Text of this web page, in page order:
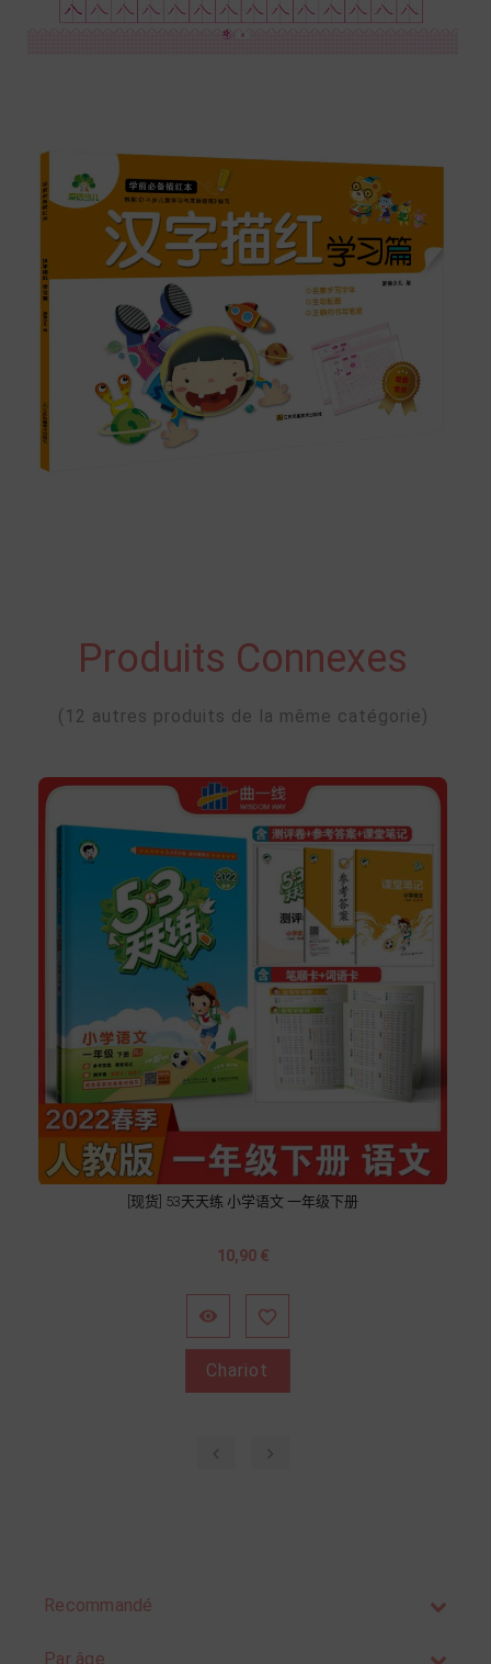
Produits Connexes
(12 autres produits de la même catégorie)
[现货] 53天天练 小学语文 一年级下册
Prix
10,90 €
 
Chariot
Recommandé
Par âge